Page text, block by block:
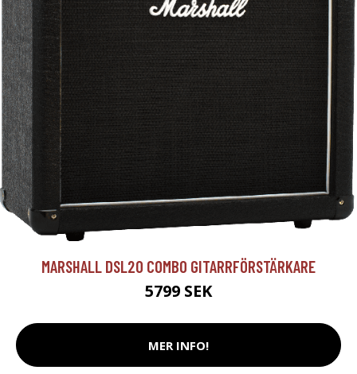
MARSHALL DSL20 COMBO GITARRFÖRSTÄRKARE
5799 SEK
MER INFO!